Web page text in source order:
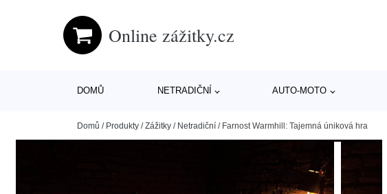
Online zážitky.cz
DOMŮ NETRADIČNÍ AUTO-MOTO
Domů / Produkty /Zážitky / Netradiční / Farnost Warmhill: Tajemná úniková hra